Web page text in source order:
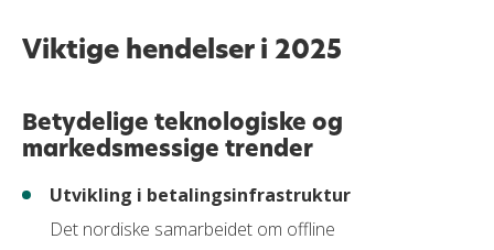
Viktige hendelser i 2025
Betydelige teknologiske og
markedsmessige trender
Utvikling i betalingsinfrastruktur
Det nordiske samarbeidet om offline